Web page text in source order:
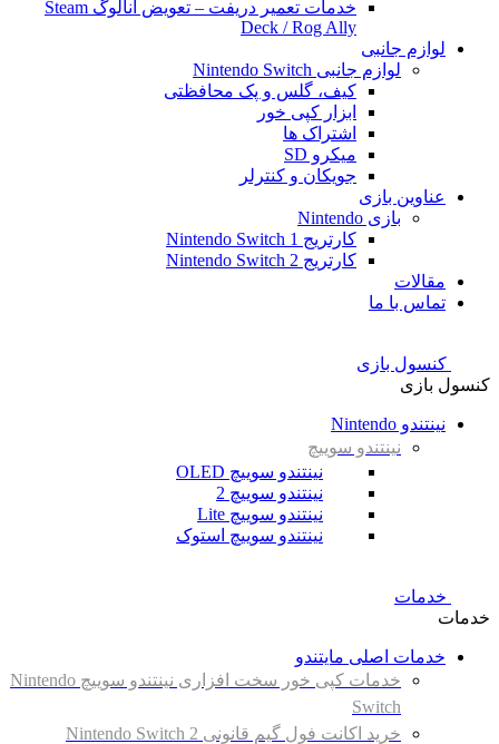
خدمات تعمیر دریفت – تعویض آنالوگ Steam
Deck / Rog Ally
لوازم جانبی
لوازم جانبی Nintendo Switch
کیف، گلس و پک محافظتی
ابزار کپی خور
اشتراک ها
میکرو SD
جویکان و کنترلر
عناوین بازی
بازی Nintendo
کارتریج Nintendo Switch 1
کارتریج Nintendo Switch 2
مقالات
تماس با ما
کنسول بازی
کنسول بازی
نینتندو Nintendo
نینتندو سوییچ
نینتندو سوییچ OLED
نینتندو سوییچ 2
نینتندو سوییچ Lite
نینتندو سوییچ استوک
خدمات
خدمات
خدمات اصلی مایتندو
خدمات کپی خور سخت افزاری نینتندو سوییچ Nintendo
Switch
خرید اکانت فول گیم قانونی Nintendo Switch 2